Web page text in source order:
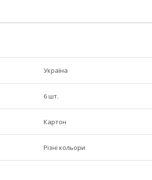
Україна
6 шт.
Картон
Різні кольори